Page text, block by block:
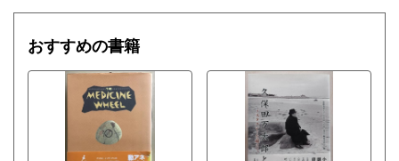
おすすめの書籍